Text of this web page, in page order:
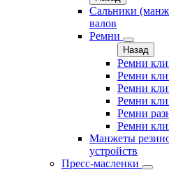
Сальники
валов
Ремни
Назад
Ремни
Ремни
Ремни
Ремни
Ремни
Ремни
Манжеты
устройств
Пресс-масленки